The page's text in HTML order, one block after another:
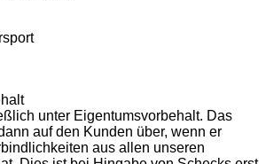
unter Eigentumsvorbehalt. Das
auf den Kunden über, wenn er
aus allen unseren